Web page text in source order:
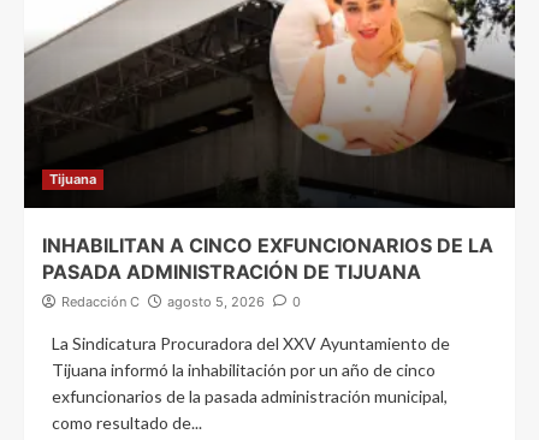
Tijuana
INHABILITAN A CINCO EXFUNCIONARIOS DE LA
PASADA ADMINISTRACIÓN DE TIJUANA
Redacción C agosto 5, 2026 0
La Sindicatura Procuradora del XXV Ayuntamiento de
Tijuana informó la inhabilitación por un año de cinco
exfuncionarios de la pasada administración municipal,
como resultado de...